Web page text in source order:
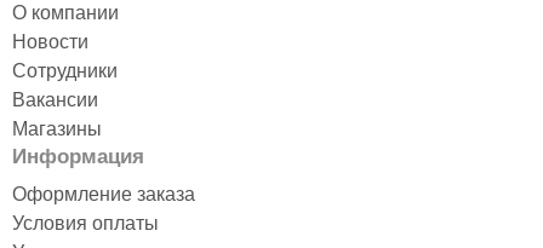
О компании
Новости
Сотрудники
Вакансии
Магазины
Информация
Оформление заказа
Условия оплаты